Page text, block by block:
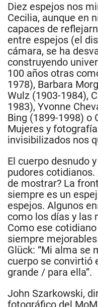
Diez espejos nos
Cecilia, aunque en
capaces de
entre espejos (el
cámara, se ha
construyendo
100 años otras
1978), Barbara
Wulz (1903-1984),
1983), Yvonne
Bing (1899-1998) o
Mujeres y
invisibilizados nos
El cuerpo desnudo
pudores cotidianos.
de mostrar? La
siempre es un
espejos. Algunos
como los días y las
Como ese
siempre
Glück: “Mi alma se
cuerpo se convirtió
grande / para ella”.
John Szarkowski,